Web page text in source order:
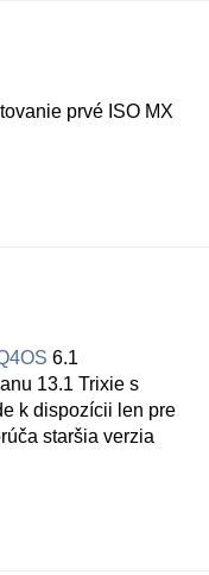
prvé ISO MX
6.1
13.1 Trixie s
k dispozícii len pre
staršia verzia